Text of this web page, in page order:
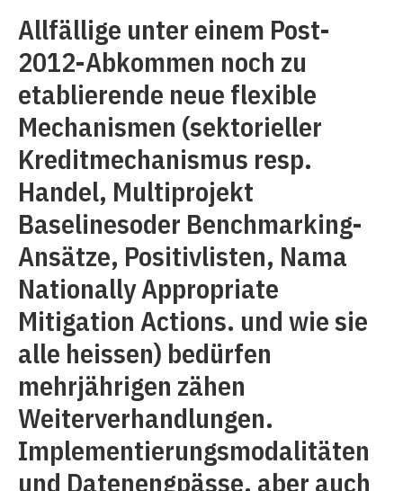
Allfällige unter einem Post-
2012-Abkommen noch zu
etablierende neue flexible
Mechanismen (sektorieller
Kreditmechanismus resp.
Handel, Multiprojekt
Baselinesoder Benchmarking-
Ansätze, Positivlisten, Nama
Nationally Appropriate
Mitigation Actions. und wie sie
alle heissen) bedürfen
mehrjährigen zähen
Weiterverhandlungen.
Implementierungsmodalitäten
und Datenengpässe, aber auch